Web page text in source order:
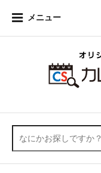
メニュー